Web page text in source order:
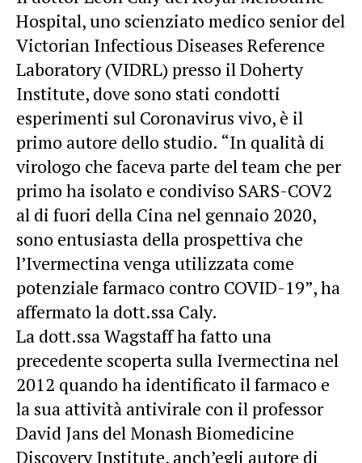
Hospital, uno scienziato medico senior del
Victorian Infectious Diseases Reference
Laboratory (VIDRL) ​​presso il Doherty
Institute, dove sono stati condotti
esperimenti sul Coronavirus vivo, è il
primo autore dello studio. “In qualità di
virologo che faceva parte del team che per
primo ha isolato e condiviso SARS-COV2
al di fuori della Cina nel gennaio 2020,
sono entusiasta della prospettiva che
l’Ivermectina venga utilizzata come
potenziale farmaco contro COVID-19”, ha
affermato la dott.ssa Caly.
La dott.ssa Wagstaff ha fatto una
precedente scoperta sulla Ivermectina nel
2012 quando ha identificato il farmaco e
la sua attività antivirale con il professor
David Jans del Monash Biomedicine
Discovery Institute, anch’egli autore di